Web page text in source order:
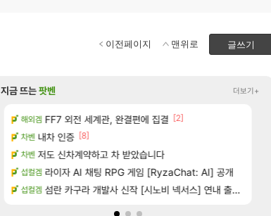
글쓰기
이전페이지 맨위로
메이플 이적자 숙코 시ㅡ발련아 [335]
로아 퍼클영상 보다 현타오네
로아 벨가 1관 잡히는거 먼가 좀 몬가몬가네..
로아 너넨 대난 함부로 가지 마라.. [45]
메이플 이건 대체 뭐하는 짓이냐? [115]
지금 뜨는팟벤 더보기+
해외겜 FF7 외전 세계관, 완결편에 집결 [2]
차벤 내차 인증 [8]
차벤 저도 신차계약하고 차 받았습니다
섭컬겜 라이자 AI 채팅 RPG 게임 [RyzaChat: AI] 공개
섭컬겜 섬란 카구라 개발사 신작 [시노비 넥서스] 연내 출시 예정